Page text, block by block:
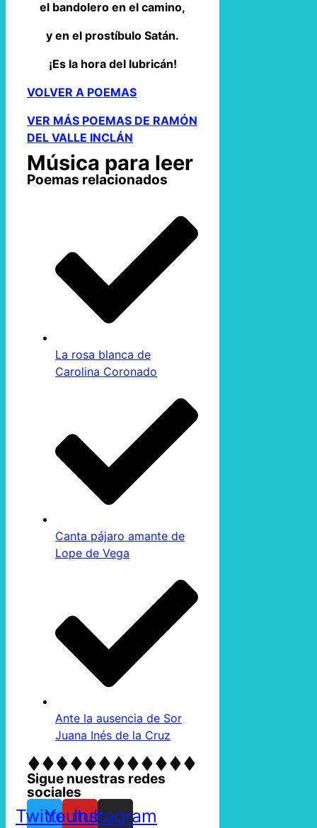
el bandolero en el camino,
y en el prostíbulo Satán.
¡Es la hora del lubricán!
VOLVER A POEMAS
VER MÁS POEMAS DE RAMÓN
DEL VALLE INCLÁN
Música para leer
Poemas relacionados
La rosa blanca de
Carolina Coronado
Canta pájaro amante de
Lope de Vega
Ante la ausencia de Sor
Juana Inés de la Cruz
Sigue nuestras redes
sociales
TwitterYoutube
Instagram